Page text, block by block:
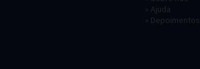
» Ajuda
» Depoimentos